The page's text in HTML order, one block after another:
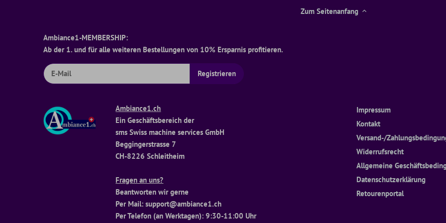
Zum Seitenanfang
Ambiance1-MEMBERSHIP:
Ab der 1. und für alle weiteren Bestellungen von 10% Ersparnis profitieren.
Ambiance1.ch
Ein Geschäftsbereich der
sms Swiss machine services GmbH
Beggingerstrasse 7
CH-8226 Schleitheim
Fragen an uns?
Beantworten wir gerne
Per Mail: support@ambiance1.ch
Per Telefon (an Werktagen): 9:30-11:00 Uhr
Impressum
Kontakt
Versand-/
Widerrufsrecht
Allgemeine
Datenschutzerklärung
Retourenportal